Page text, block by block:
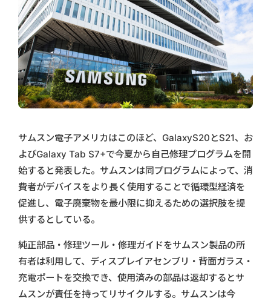
サムスン電子アメリカはこのほど、GalaxyS20とS21、お
よびGalaxy Tab S7+で今夏から自己修理プログラムを開
始すると発表した。サムスンは同プログラムによって、消
費者がデバイスをより長く使用することで循環型経済を
促進し、電子廃棄物を最小限に抑えるための選択肢を提
供するとしている。
純正部品・修理ツール・修理ガイドをサムスン製品の所
有者は利用して、ディスプレイアセンブリ・背面ガラス・
充電ポートを交換でき、使用済みの部品は返却するとサ
ムスンが責任を持ってリサイクルする。サムスンは今